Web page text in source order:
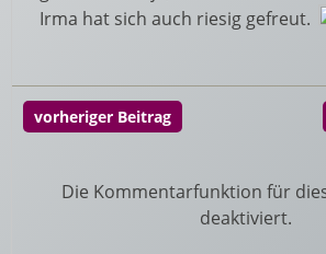
Irma hat sich auch riesig gefreut.
vorheriger Beitrag
Die Kommentarfunktion für
deaktiviert.